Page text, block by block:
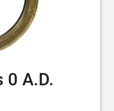
0 A.D.